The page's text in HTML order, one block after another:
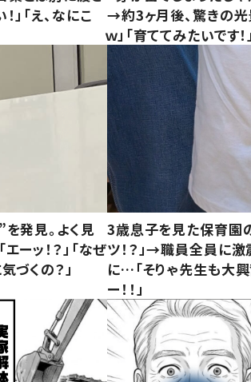
「え、なにこ
→約3ヶ月後、驚きの光
ｗ」「育ててみたいです！」
発見。よく見
ーッ！？」「なぜ
づくの？」
3歳息子を見た保育園
ツ！？」→職員全員に
に…「そりゃ先生も大興
ー！！」